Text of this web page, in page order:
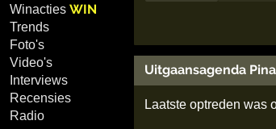
WinactiesWIN
Trends
Foto's
Video's
Interviews
Recensies
Radio
Uitgaansagenda
Laatste optreden was